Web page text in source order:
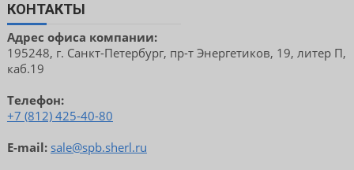
КОНТАКТЫ
Адрес офиса компании:
195248, г. Санкт-Петербург, пр-т Энергетиков, 19, литер П,
каб.19
Телефон:
+7 (812) 425-40-80
E-mail: sale@spb.sherl.ru